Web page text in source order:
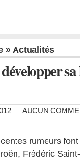
» Actualités
AUCUN
rumeurs
Frédéric